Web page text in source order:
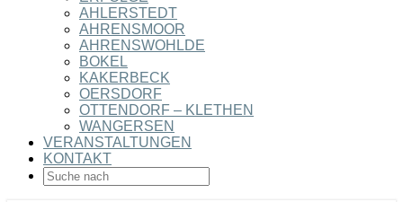
AHLERSTEDT
AHRENSMOOR
AHRENSWOHLDE
BOKEL
KAKERBECK
OERSDORF
OTTENDORF – KLETHEN
WANGERSEN
VERANSTALTUNGEN
KONTAKT
SEARCH
ICON